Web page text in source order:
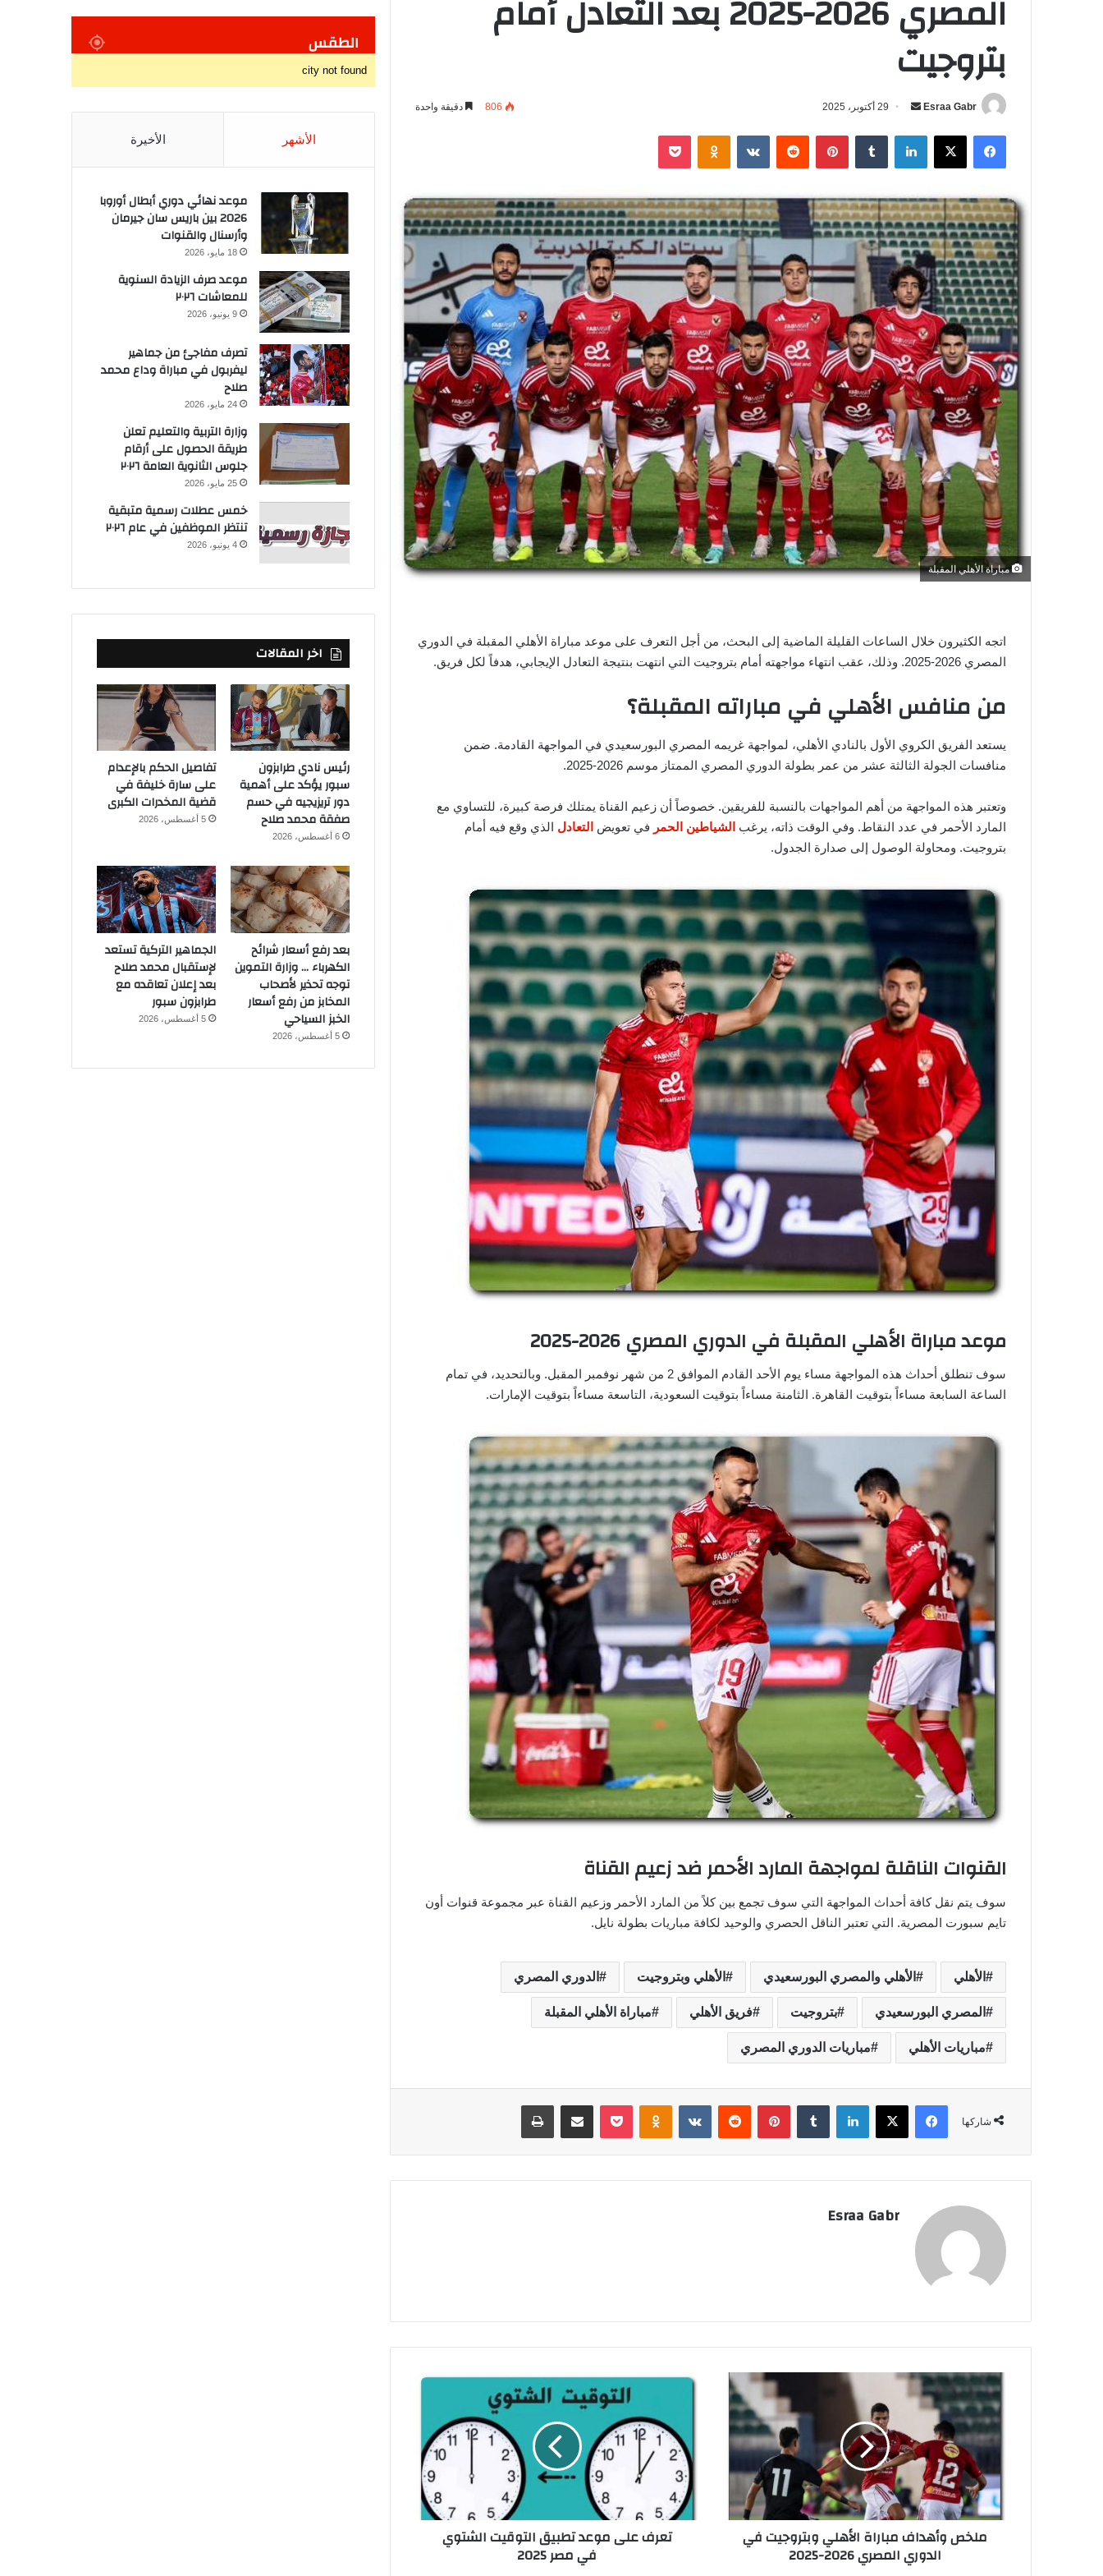
المصري 2026-2025 بعد التعادل أمام
بتروجيت
Esraa Gabr
س
ر
ي
د
ا
إ
ل
ك
ت
ر
و
ن
ي
ا
29 أكتوبر، 2025 806 دقيقة واحدة
فيسبوك ‫X لينكدإن بينتيريست
مباراة الأهلي المقبلة
اتجه الكثيرون خلال الساعات القليلة الماضية إلى البحث، من أجل التعرف على موعد مباراة الأهلي المقبلة في الدوري
المصري 2026-2025. وذلك، عقب انتهاء مواجهته أمام بتروجيت التي انتهت بنتيجة التعادل الإيجابي، هدفاً لكل فريق.
من منافس الأهلي في مباراته المقبلة؟
يستعد الفريق الكروي الأول بالنادي الأهلي، لمواجهة غريمه المصري البورسعيدي في المواجهة القادمة. ضمن
منافسات الجولة الثالثة عشر من عمر بطولة الدوري المصري الممتاز موسم 2026-2025.
وتعتبر هذه المواجهة من أهم المواجهات بالنسبة للفريقين. خصوصاً أن زعيم القناة يمتلك فرصة كبيرة، للتساوي مع
المارد الأحمر في عدد النقاط. وفي الوقت ذاته، يرغب الشياطين الحمر في تعويض التعادل الذي وقع فيه أمام
بتروجيت. ومحاولة الوصول إلى صدارة الجدول.
موعد مباراة الأهلي المقبلة في الدوري المصري 2026-2025
سوف تنطلق أحداث هذه المواجهة مساء يوم الأحد القادم الموافق 2 من شهر نوفمبر المقبل. وبالتحديد، في تمام
الساعة السابعة مساءاً بتوقيت القاهرة. الثامنة مساءاً بتوقيت السعودية، التاسعة مساءاً بتوقيت الإمارات.
القنوات الناقلة لمواجهة المارد الأحمر ضد زعيم القناة
سوف يتم نقل كافة أحداث المواجهة التي سوف تجمع بين كلاً من المارد الأحمر وزعيم القناة عبر مجموعة قنوات أون
تايم سبورت المصرية. التي تعتبر الناقل الحصري والوحيد لكافة مباريات بطولة نايل.
الأهلي الأهلي والمصري البورسعيدي الأهلي وبتروجيت الدوري المصري
المصري البورسعيدي بتروجيت فريق الأهلي مباراة الأهلي المقبلة
مباريات الأهلي مباريات الدوري المصري
شاركها
فيسبوك ‫X لينكدإن بينتيريست
Esraa Gabr
ص
ا
ملخص وأهداف مباراة الأهلي وبتروجيت في
الدوري المصري 2026-2025
ت
و
تعرف على موعد تطبيق التوقيت الشتوي
في مصر 2025
الطقس
city not found
الأشهر الأخيرة
موعد نهائي دوري أبطال أوروبا
2026 بين باريس سان جيرمان
وأرسنال والقنوات
18 مايو، 2026
موعد صرف الزيادة السنوية
للمعاشات ٢٠٢٦
9 يونيو، 2026
تصرف مفاجئ من جماهير
ليفربول في مباراة وداع محمد
صلاح
24 مايو، 2026
وزارة التربية والتعليم تعلن
طريقة الحصول على أرقام
جلوس الثانوية العامة ٢٠٢٦
25 مايو، 2026
خمس عطلات رسمية متبقية
تنتظر الموظفين في عام ٢٠٢٦
4 يونيو، 2026
اخر المقالات
رئيس نادي طرابزون
سبور يؤكد على أهمية
دور تريزيجيه في حسم
صفقة محمد صلاح
6 أغسطس، 2026
تفاصيل الحكم بالإعدام
على سارة خليفة في
قضية المخدرات الكبرى
5 أغسطس، 2026
بعد رفع أسعار شرائح
الكهرباء … وزارة التموين
توجه تحذير لأصحاب
المخابز من رفع أسعار
الخبز السياحي
5 أغسطس، 2026
الجماهير التركية تستعد
لإستقبال محمد صلاح
بعد إعلان تعاقده مع
طرابزون سبور
5 أغسطس، 2026